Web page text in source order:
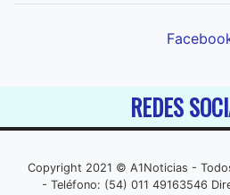
REDES
Copyright 2021 © A1Noticias -
- Teléfono: (54) 011 49163546